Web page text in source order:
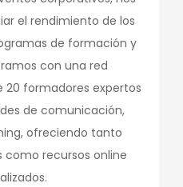
el rendimiento de los
de formación y
con una red
formadores expertos
de comunicación,
ofreciendo tanto
como recursos online